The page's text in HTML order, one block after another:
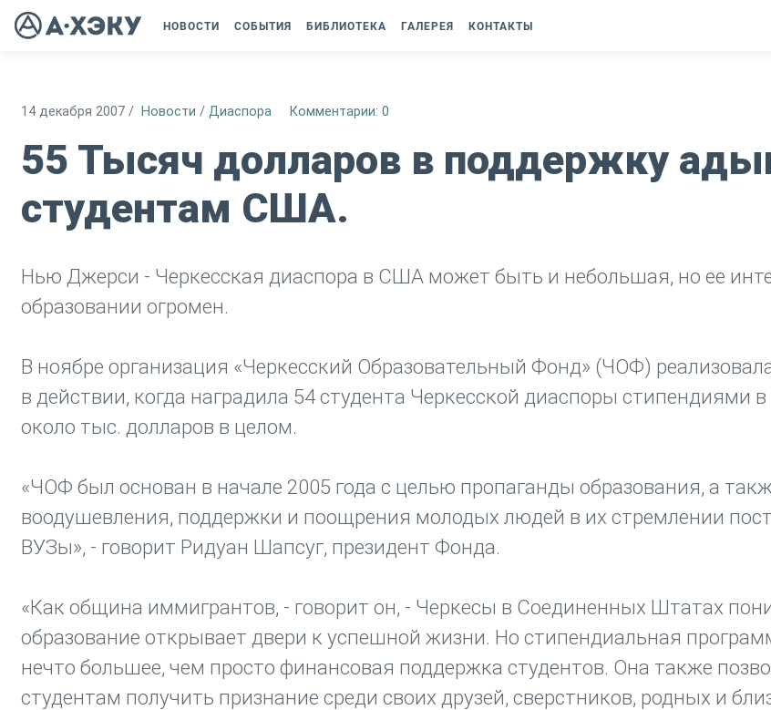
НОВОСТИ СОБЫТИЯ БИБЛИОТЕКА ГАЛЕРЕЯ КОНТАКТЫ
14 декабря 2007 / Новости / Диаспора Комментарии: 0
55 Тысяч долларов в поддержку
студентам США.
Нью Джерси - Черкесская диаспора в США может быть и небольшая, но ее
образовании огромен.
В ноябре организация «Черкесский Образовательный Фонд» (ЧОФ)
в действии, когда наградила 54 студента Черкесской диаспоры стипендиями в
около тыс. долларов в целом.
«ЧОФ был основан в начале 2005 года с целью пропаганды образования, а
воодушевления, поддержки и поощрения молодых людей в их стремлении
ВУЗы», - говорит Ридуан Шапсуг, президент Фонда.
«Как община иммигрантов, - говорит он, - Черкесы в Соединенных Штатах
образование открывает двери к успешной жизни. Но стипендиальная
нечто большее, чем просто финансовая поддержка студентов. Она также
студентам получить признание среди своих друзей, сверстников, родных и